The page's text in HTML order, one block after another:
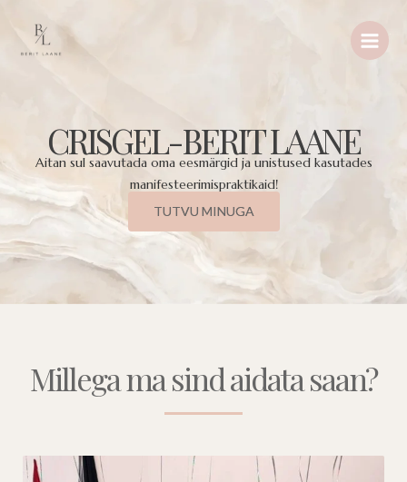
content
CRISGEL-BERIT LAANE
Aitan sul saavutada oma eesmärgid ja unistused kasutades
manifesteerimispraktikaid!
TUTVU MINUGA
Millega ma sind aidata saan?